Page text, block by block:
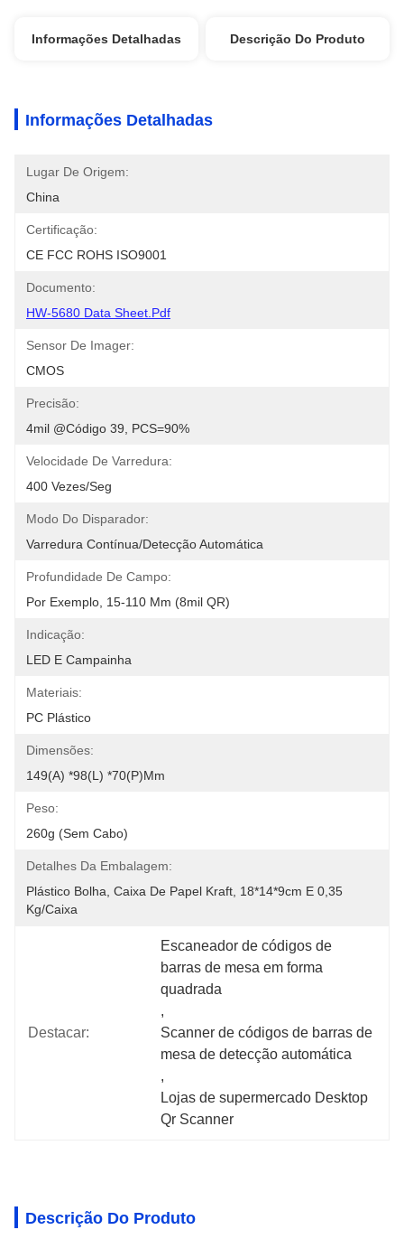
Informações Detalhadas Descrição Do Produto
Informações Detalhadas
Lugar De Origem:
China
Certificação:
CE FCC ROHS ISO9001
Documento:
HW-5680 Data Sheet.pdf
Sensor De Imager:
CMOS
Precisão:
4mil @Código 39, PCS=90%
Velocidade De Varredura:
400 Vezes/seg
Modo Do Disparador:
Varredura Contínua/detecção Automática
Profundidade De Campo:
Por Exemplo, 15-110 Mm (8mil QR)
Indicação:
LED E Campainha
Materiais:
PC Plástico
Dimensões:
149(A) *98(L) *70(P)mm
Peso:
260g (sem Cabo)
Detalhes Da Embalagem:
Plástico Bolha, Caixa De Papel Kraft, 18*14*9cm E 0,35
Kg/caixa
Destacar:
Escaneador de códigos de
barras de mesa em forma
quadrada
,
Scanner de códigos de barras de
mesa de detecção automática
,
Lojas de supermercado Desktop
Qr Scanner
Descrição Do Produto